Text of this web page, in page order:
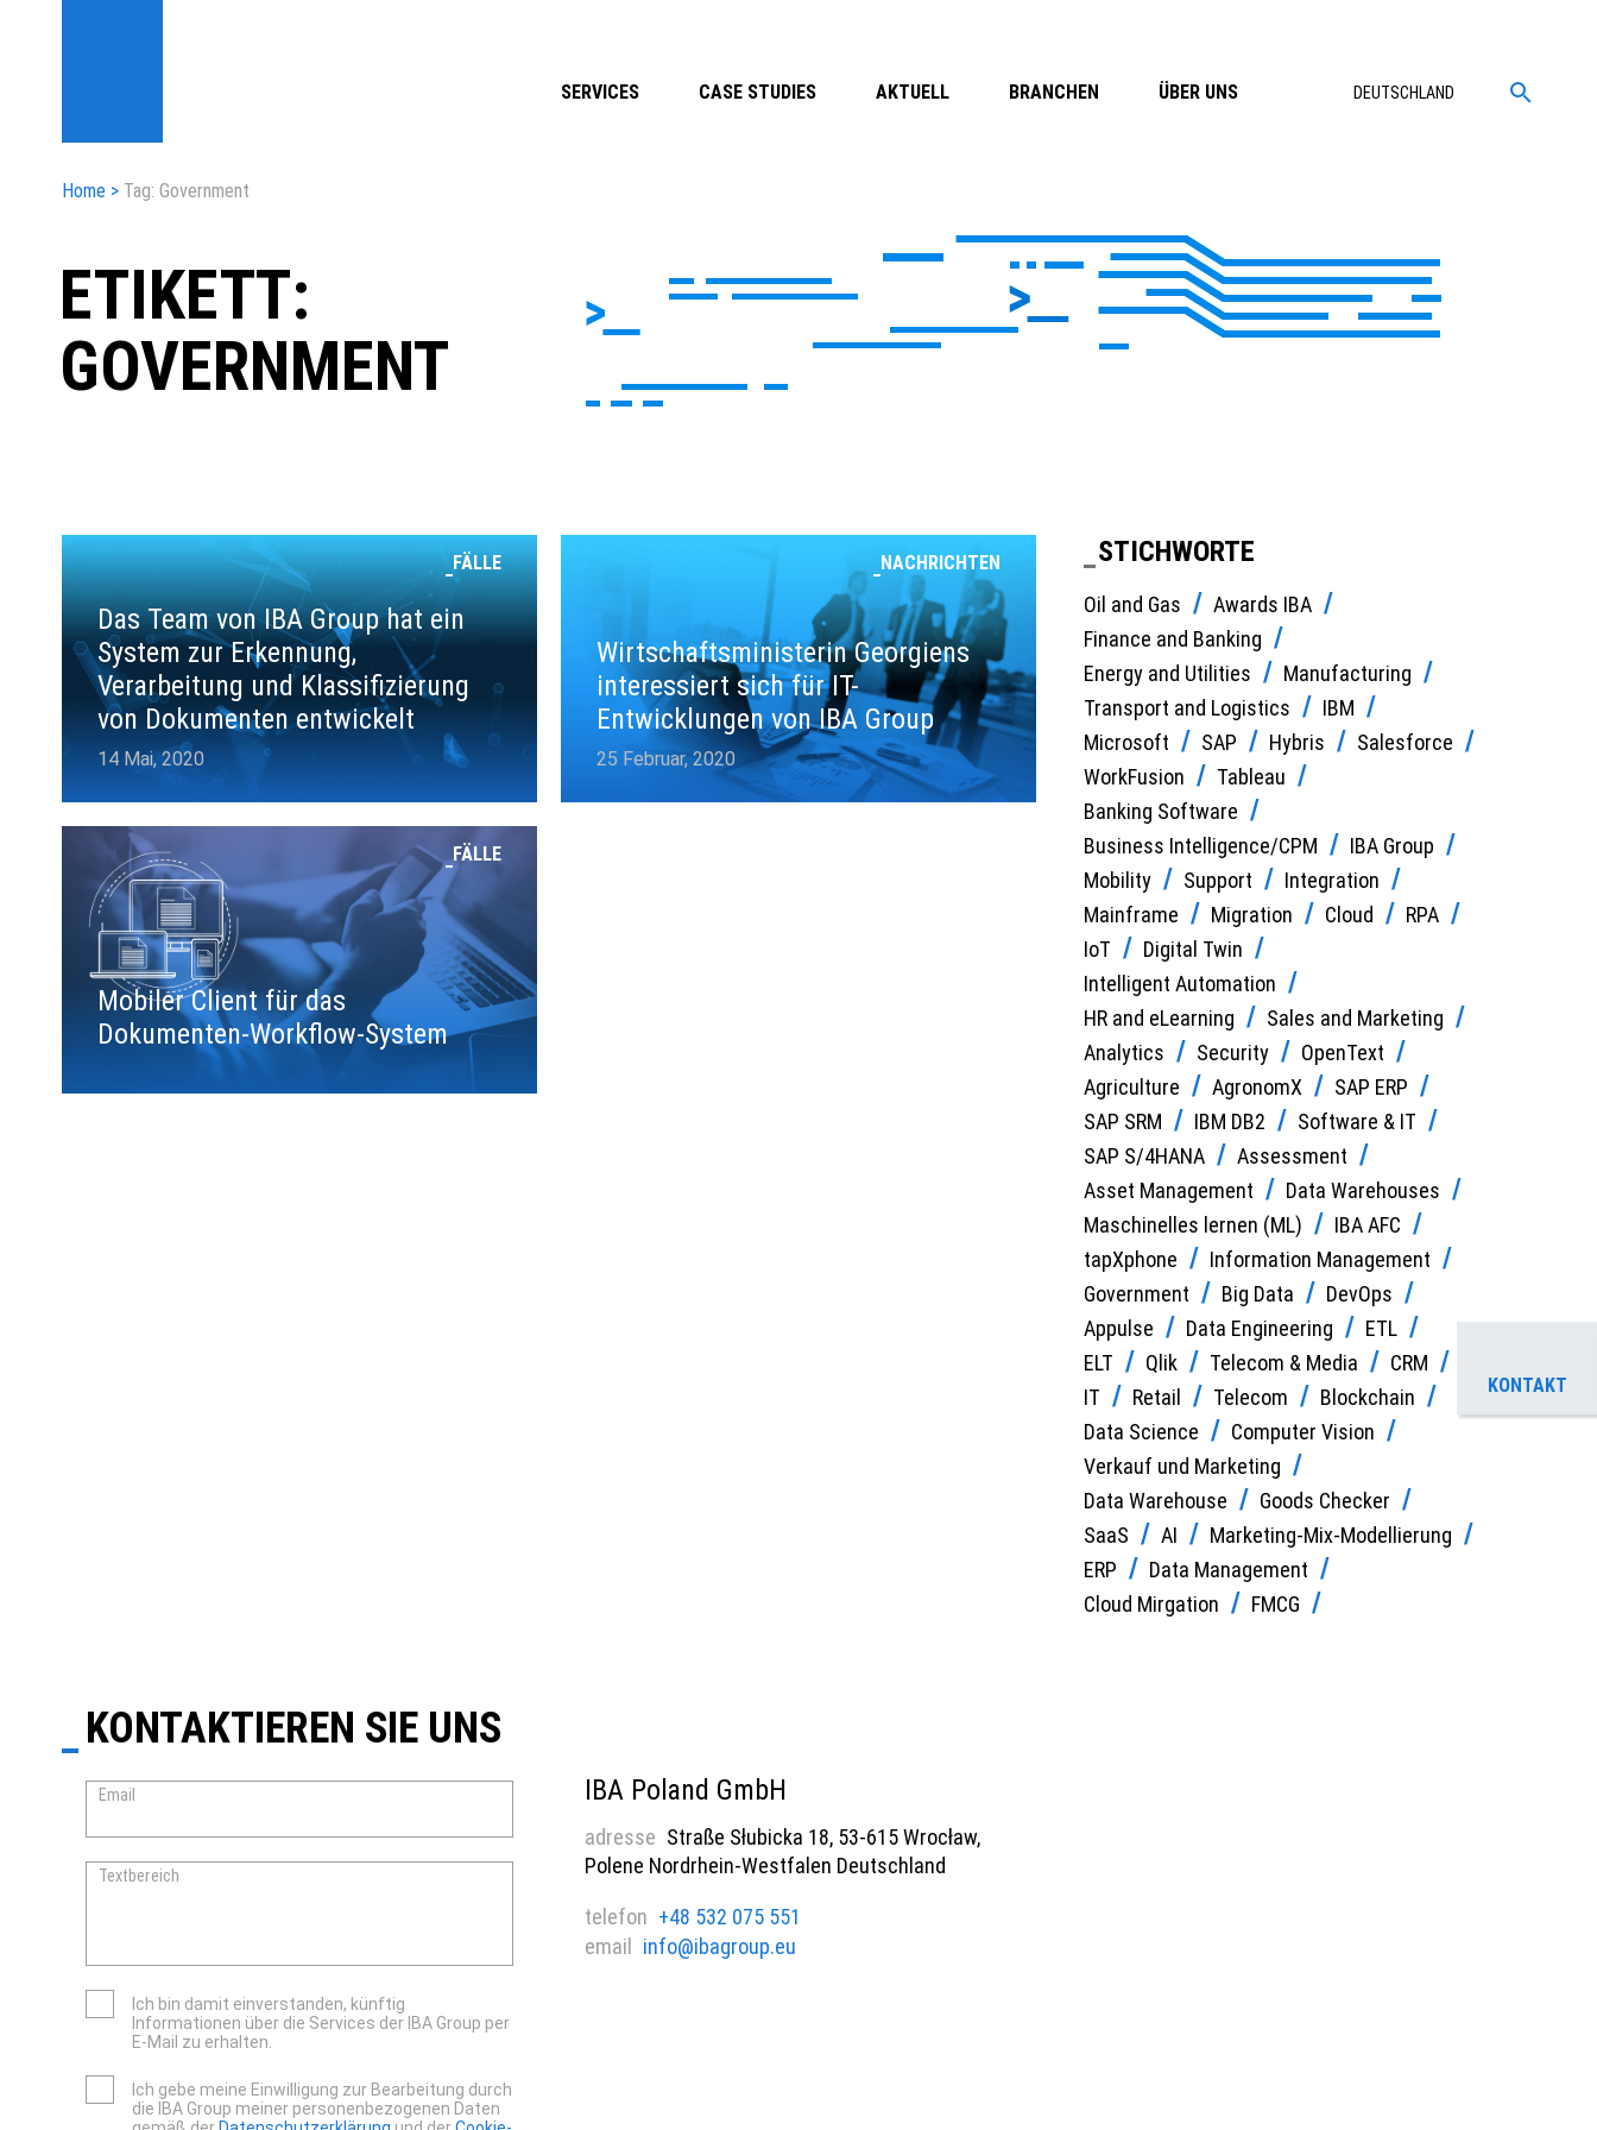
DEUTSCHLAND
SERVICES CASE STUDIES AKTUELL BRANCHEN ÜBER UNS
Home > Tag: Government
ETIKETT:
GOVERNMENT
FÄLLE
Das Team von IBA Group hat ein
System zur Erkennung,
Verarbeitung und Klassifizierung
von Dokumenten entwickelt
14 Mai, 2020
NACHRICHTEN
Wirtschaftsministerin Georgiens
interessiert sich für IT-
Entwicklungen von IBA Group
25 Februar, 2020
FÄLLE
Mobiler Client für das
Dokumenten-Workflow-System
STICHWORTE
Oil and Gas
Awards IBA
Finance and Banking
Energy and Utilities
Manufacturing
Transport and Logistics
IBM
Microsoft
SAP Hybris
Salesforce
WorkFusion
Tableau
Banking Software
Business Intelligence/CPM
IBA Group
Mobility
Support
Integration
Mainframe
Migration Cloud
RPA
IoT
Digital Twin
Intelligent Automation
HR and eLearning
Sales and Marketing
Analytics
Security
OpenText
Agriculture
AgronomX
SAP ERP
SAP SRM
IBM DB2
Software & IT
SAP S/4HANA
Assessment
Asset Management
Data Warehouses
Maschinelles lernen (ML)
IBA AFC
tapXphone
Information Management
Government
Big Data
DevOps
Appulse
Data Engineering
ETL
ELT
Qlik Telecom & Media
CRM
IT
Retail Telecom
Blockchain
Data Science
Computer Vision
Verkauf und Marketing
Data Warehouse
Goods Checker
SaaS
AI
Marketing-Mix-Modellierung
ERP
Data Management
Cloud Mirgation
FMCG
KONTAKTIEREN SIE UNS
Email
Textbereich
Ich bin damit einverstanden, künftig
Informationen über die Services der IBA Group per
E-Mail zu erhalten.
Ich gebe meine Einwilligung zur Bearbeitung durch
die IBA Group meiner personenbezogenen Daten
IBA Poland GmbH
adresse Straße Słubicka 18, 53-615 Wrocław,
Polene Nordrhein-Westfalen Deutschland
telefon +48 532 075 551
email
info@ibagroup.eu
KONTAKT